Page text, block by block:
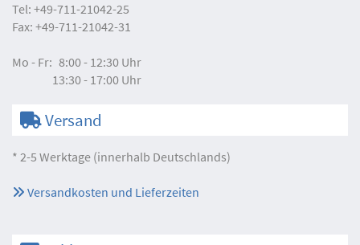
Tel: +49-711-21042-25
Fax: +49-711-21042-31
Mo - Fr: 8:00 - 12:30 Uhr
13:30 - 17:00 Uhr
Versand
* 2-5 Werktage (innerhalb Deutschlands)
Versandkosten und Lieferzeiten